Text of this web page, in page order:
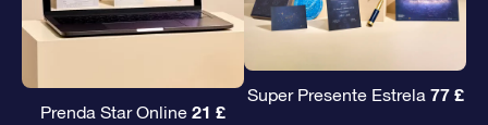
Prenda Star Online 21 £
Super Presente Estrela 77 £